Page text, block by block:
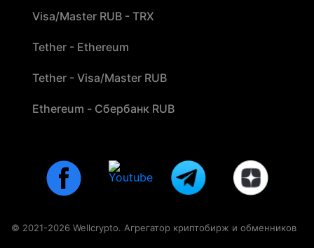
Visa/Master RUB - TRX
Tether - Ethereum
Tether - Visa/Master RUB
Ethereum - Сбербанк RUB
© 2021-2026 Wellcrypto. Агрегатор криптобирж и обменников